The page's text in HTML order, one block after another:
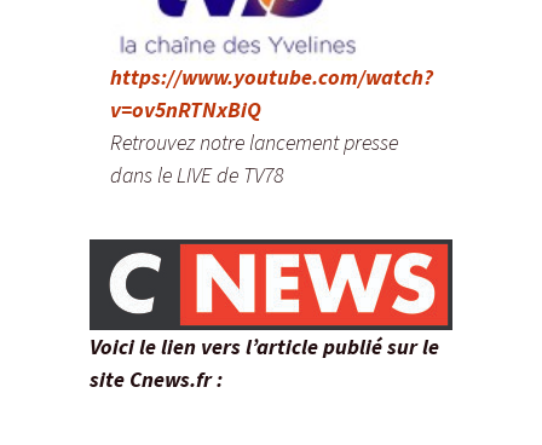
https://www.youtube.com/watch?
v=ov5nRTNxBiQ
Retrouvez notre lancement presse
dans le LIVE de TV78
Voici le lien vers l’article publié sur le
site Cnews.fr :